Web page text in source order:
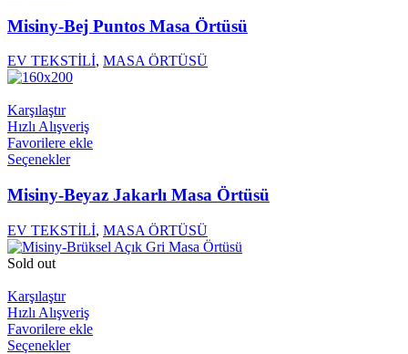
Misiny-Bej Puntos Masa Örtüsü
EV TEKSTİLİ, MASA ÖRTÜSÜ
Karşılaştır
Hızlı Alışveriş
Favorilere ekle
Seçenekler
Misiny-Beyaz Jakarlı Masa Örtüsü
EV TEKSTİLİ, MASA ÖRTÜSÜ
Sold out
Karşılaştır
Hızlı Alışveriş
Favorilere ekle
Seçenekler